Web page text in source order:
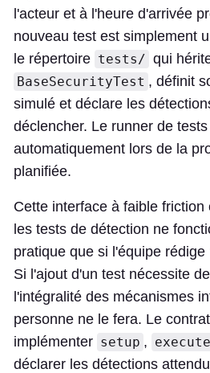
l'acteur et à l'heure d'arrivée
nouveau test est simplement
le répertoire tests/ qui
BaseSecurityTest , définit
simulé et déclare les
déclencher. Le runner de
automatiquement lors de la
planifiée.
Cette interface à faible
les tests de détection ne
pratique que si l'équipe
Si l'ajout d'un test nécessite
l'intégralité des mécanismes
personne ne le fera. Le
implémenter setup , execute
déclarer les détections